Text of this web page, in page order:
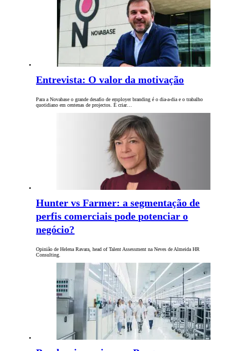
Entrevista: O valor da motivação
Para a Novabase o grande desafio de employer branding é o dia-a-dia e o trabalho
quotidiano em centenas de projectos. É criar…
Hunter vs Farmer: a segmentação de
perfis comerciais pode potenciar o
negócio?
Opinião de Helena Ravara, head of Talent Assessment na Neves de Almeida HR
Consulting.